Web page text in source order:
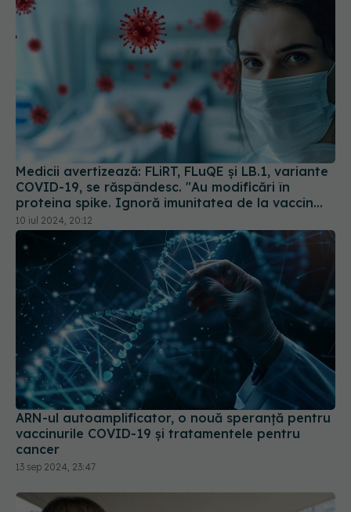
Medicii avertizează: FLiRT, FLuQE și LB.1, variante
COVID-19, se răspândesc. "Au modificări în
proteina spike. Ignoră imunitatea de la vaccin
sau infectarea anterioară
10 iul 2024, 20:12
ARN-ul autoamplificator, o nouă speranță pentru
vaccinurile COVID-19 și tratamentele pentru
cancer
13 sep 2024, 23:47